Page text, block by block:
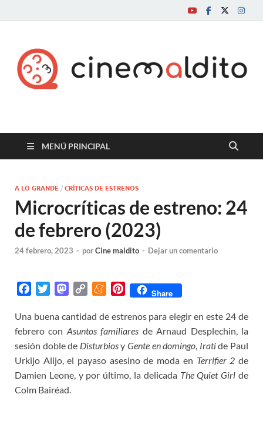
Cine maldito
MENÚ PRINCIPAL
A LO GRANDE / CRÍTICAS DE ESTRENOS
Microcríticas de estreno: 24
de febrero (2023)
24 febrero, 2023 - porCine maldito - Dejar un comentario
c
e
b
o
o
k
i
t
t
e
r
M
s
t
o
d
o
p
y
L
i
n
M
n
e
a
m
e
P
n
t
e
r
e
Share
Una buena cantidad de estrenos para elegir en este 24 de
febrero con Asuntos familiares de Arnaud Desplechin, la
sesión doble de DisturbiosyGente en domingo, Iratide Paul
Urkijo Alijo, el payaso asesino de moda en Terrifier 2 de
Damien Leone, y por último, la delicada The Quiet Girl de
Colm Bairéad.